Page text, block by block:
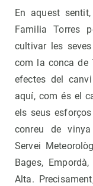
En aquest
Familia Torres
cultivar les
com la conca de
efectes del
aquí, com és el
els seus
conreu de
Servei
Bages,
Alta.